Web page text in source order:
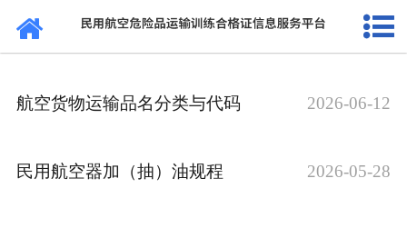
网站首页
法规标准
证书查询
航空货物运输品名分类与代码 2026-06-12
民用航空器加（抽）油规程 2026-05-28